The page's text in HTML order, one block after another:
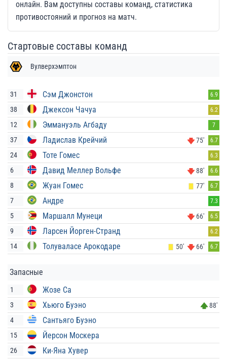
онлайн. Вам доступны составы команд, статистика
противостояний и прогноз на матч.
Стартовые составы команд
Вулверхэмптон
31 Сэм Джонстон 6.9
38 Джексон Чачуа 6.2
12 Эммануэль Агбаду 7
37 Ладислав Крейчий 75' 6.7
24 Тоте Гомес 6.3
6 Давид Меллер Вольфе 88' 6.6
8 Жуан Гомес 77' 6.7
7 Андре 7.3
5 Маршалл Мунеци 66' 6.5
9 Ларсен Йорген-Странд 6.2
14 Толуваласе Арокодаре 50' 66' 6.7
Запасные
1 Жозе Са
3 Хьюго Буэно
88'
4
Сантьяго Буэно
15 Йерсон Москера
26 Ки-Яна Хувер